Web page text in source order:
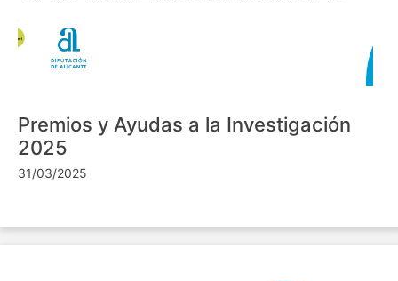
Premios y Ayudas a la Investigación
2025
31/03/2025